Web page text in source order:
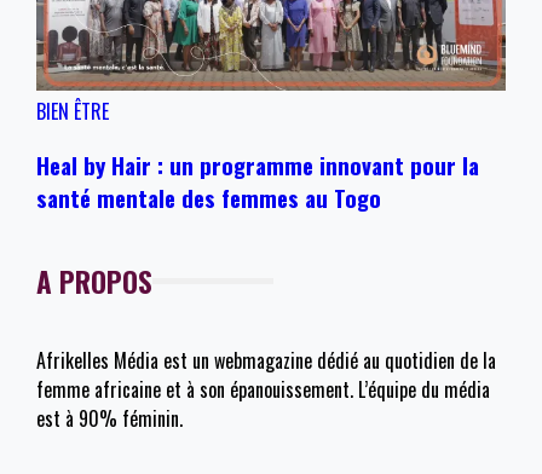
BIEN ÊTRE
Heal by Hair : un programme innovant pour la
santé mentale des femmes au Togo
A PROPOS
Afrikelles Média est un webmagazine dédié au quotidien de la
femme africaine et à son épanouissement. L’équipe du média
est à 90% féminin.